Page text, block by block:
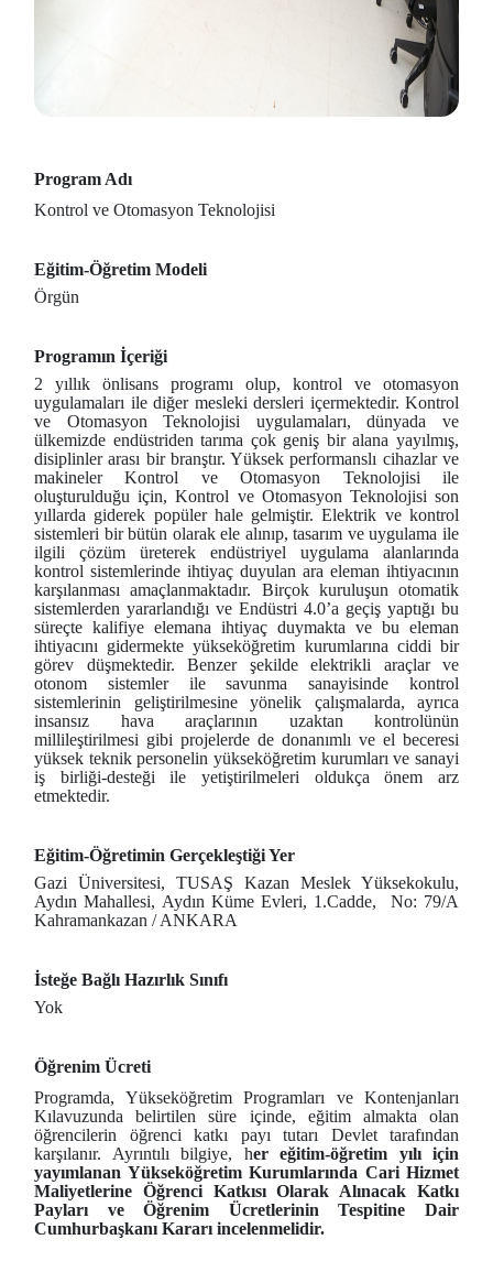
Program Adı
Kontrol ve Otomasyon Teknolojisi
Eğitim-Öğretim Modeli
Örgün
Programın İçeriği
2 yıllık önlisans programı olup, kontrol ve otomasyon
uygulamaları ile diğer mesleki dersleri içermektedir. Kontrol
ve Otomasyon Teknolojisi uygulamaları, dünyada ve
ülkemizde endüstriden tarıma çok geniş bir alana yayılmış,
disiplinler arası bir branştır. Yüksek performanslı cihazlar ve
makineler Kontrol ve Otomasyon Teknolojisi ile
oluşturulduğu için, Kontrol ve Otomasyon Teknolojisi son
yıllarda giderek popüler hale gelmiştir. Elektrik ve kontrol
sistemleri bir bütün olarak ele alınıp, tasarım ve uygulama ile
ilgili çözüm üreterek endüstriyel uygulama alanlarında
kontrol sistemlerinde ihtiyaç duyulan ara eleman ihtiyacının
karşılanması amaçlanmaktadır. Birçok kuruluşun otomatik
sistemlerden yararlandığı ve Endüstri 4.0’a geçiş yaptığı bu
süreçte kalifiye elemana ihtiyaç duymakta ve bu eleman
ihtiyacını gidermekte yükseköğretim kurumlarına ciddi bir
görev düşmektedir. Benzer şekilde elektrikli araçlar ve
otonom sistemler ile savunma sanayisinde kontrol
sistemlerinin geliştirilmesine yönelik çalışmalarda, ayrıca
insansız hava araçlarının uzaktan kontrolünün
millileştirilmesi gibi projelerde de donanımlı ve el beceresi
yüksek teknik personelin yükseköğretim kurumları ve sanayi
iş birliği-desteği ile yetiştirilmeleri oldukça önem arz
etmektedir.
Eğitim-Öğretimin Gerçekleştiği Yer
Gazi Üniversitesi, TUSAŞ Kazan Meslek Yüksekokulu,
Aydın Mahallesi, Aydın Küme Evleri, 1.Cadde, No: 79/A
Kahramankazan / ANKARA
İsteğe Bağlı Hazırlık Sınıfı
Yok
Öğrenim Ücreti
Programda, Yükseköğretim Programları ve Kontenjanları
Kılavuzunda belirtilen süre içinde, eğitim almakta olan
öğrencilerin öğrenci katkı payı tutarı Devlet tarafından
karşılanır. Ayrıntılı bilgiye, her eğitim-öğretim yılı için
yayımlanan Yükseköğretim Kurumlarında Cari Hizmet
Maliyetlerine Öğrenci Katkısı Olarak Alınacak Katkı
Payları ve Öğrenim Ücretlerinin Tespitine Dair
Cumhurbaşkanı Kararı incelenmelidir.